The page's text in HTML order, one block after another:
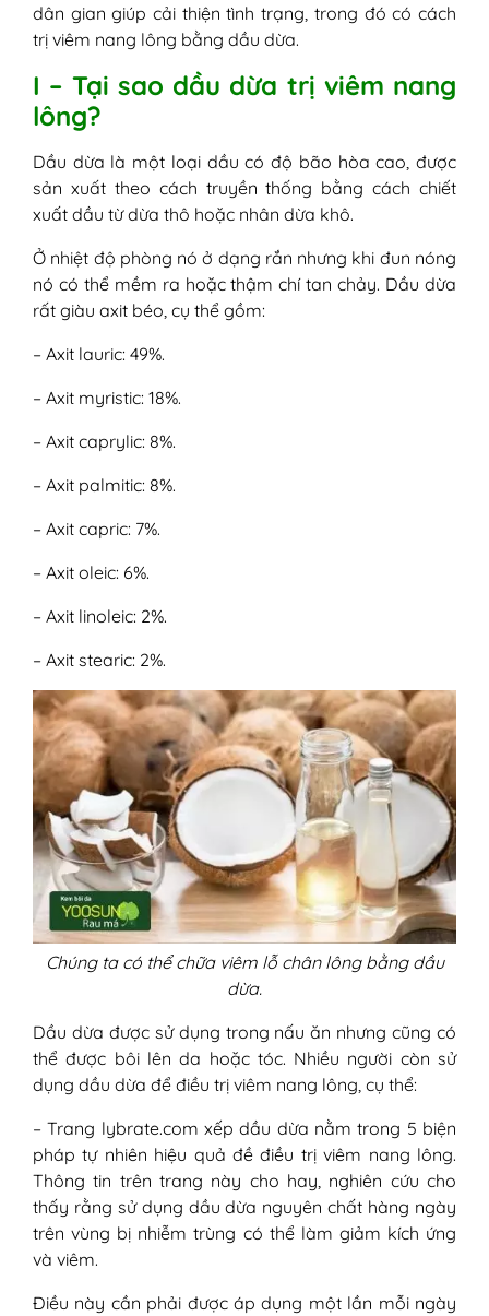
dân gian giúp cải thiện tình trạng, trong đó có cách
trị viêm nang lông bằng dầu dừa.
I – Tại sao dầu dừa trị viêm nang
lông?
Dầu dừa là một loại dầu có độ bão hòa cao, được
sản xuất theo cách truyền thống bằng cách chiết
xuất dầu từ dừa thô hoặc nhân dừa khô.
Ở nhiệt độ phòng nó ở dạng rắn nhưng khi đun nóng
nó có thể mềm ra hoặc thậm chí tan chảy. Dầu dừa
rất giàu axit béo, cụ thể gồm:
– Axit lauric: 49%.
– Axit myristic: 18%.
– Axit caprylic: 8%.
– Axit palmitic: 8%.
– Axit capric: 7%.
– Axit oleic: 6%.
– Axit linoleic: 2%.
– Axit stearic: 2%.
Chúng ta có thể chữa viêm lỗ chân lông bằng dầu
dừa.
Dầu dừa được sử dụng trong nấu ăn nhưng cũng có
thể được bôi lên da hoặc tóc. Nhiều người còn sử
dụng dầu dừa để điều trị viêm nang lông, cụ thể:
– Trang lybrate.com xếp dầu dừa nằm trong 5 biện
pháp tự nhiên hiệu quả đề điều trị viêm nang lông.
Thông tin trên trang này cho hay, nghiên cứu cho
thấy rằng sử dụng dầu dừa nguyên chất hàng ngày
trên vùng bị nhiễm trùng có thể làm giảm kích ứng
và viêm.
Điều này cần phải được áp dụng một lần mỗi ngày